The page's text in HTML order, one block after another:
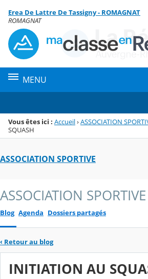
Menu de la rubrique
Contenu
Erea De Lattre De Tassigny - ROMAGNAT
ROMAGNAT
MENU
Vous êtes ici : Accueil›ASSOCIATION
SQUASH
ASSOCIATION SPORTIVE
ASSOCIATION SPORTIVE
Blog Agenda Dossiers partagés
‹ Retour au blog
INITIATION AU